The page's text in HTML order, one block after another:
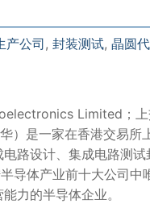
产公司, 封装测试, 晶圆
Limited；上
）是一家在香港交易所
路设计、集成电路测试
导体产业前十大公司中
力的半导体企业。